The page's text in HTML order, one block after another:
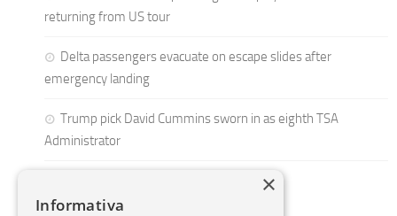
returning from US tour
Delta passengers evacuate on escape slides after
emergency landing
Trump pick David Cummins sworn in as eighth TSA
Administrator
×
Informativa